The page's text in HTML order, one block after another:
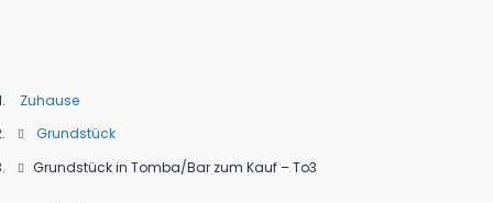
Zuhause
Grundstück
Grundstück in Tomba/Bar zum Kauf – To3